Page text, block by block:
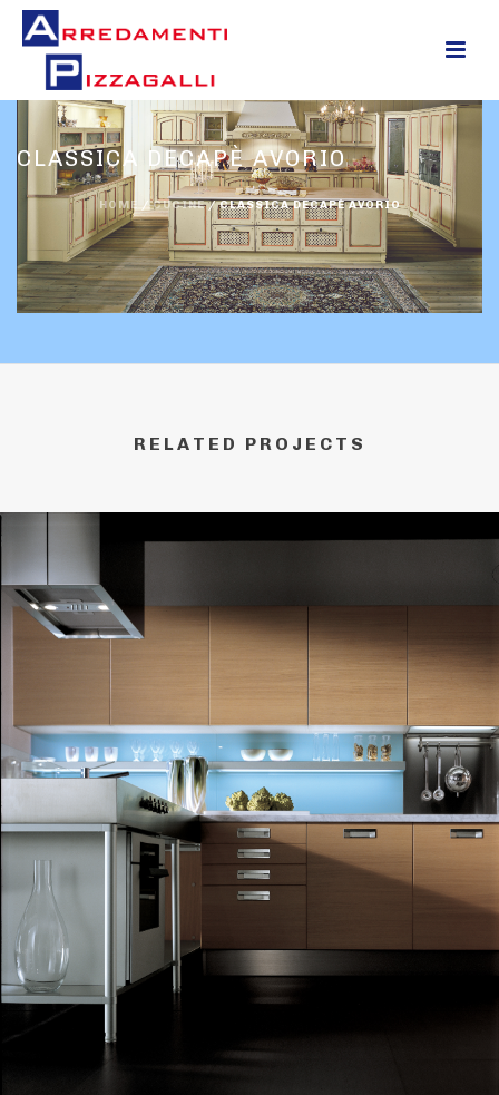
CLASSICA DECAPÈ AVORIO
HOME /CUCINE/CLASSICA DECAPÈ AVORIO
RELATED PROJECTS